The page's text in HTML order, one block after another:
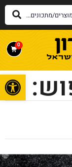
0